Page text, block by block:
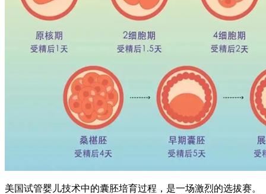
美国试管婴儿技术中的囊胚培育过程，是一场激烈的选拔赛。